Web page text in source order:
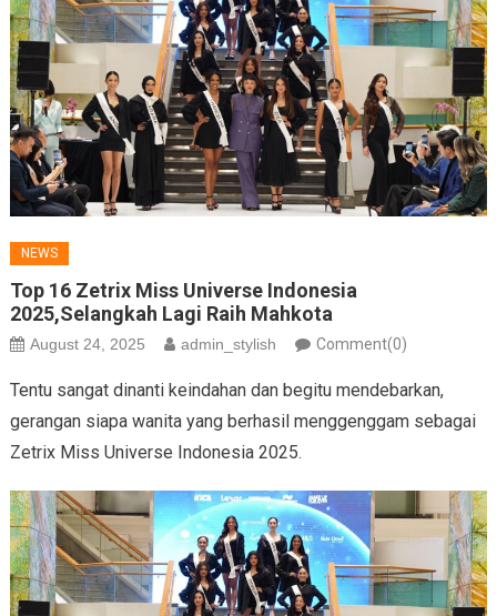
NEWS
Top 16 Zetrix Miss Universe Indonesia
2025,Selangkah Lagi Raih Mahkota
August 24, 2025 admin_stylish Comment(0)
Tentu sangat dinanti keindahan dan begitu mendebarkan,
gerangan siapa wanita yang berhasil menggenggam sebagai
Zetrix Miss Universe Indonesia 2025.